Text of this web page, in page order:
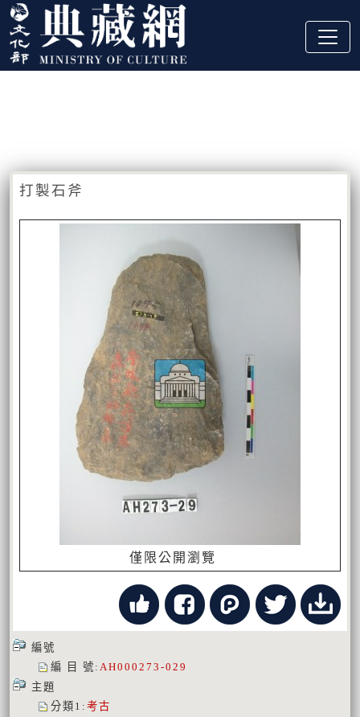
跳到主要內容
:::
打製石斧
僅限公開瀏覽
編號
編 目 號 : AH000273-029
主題
分類1 : 考古